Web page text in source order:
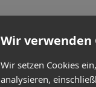
Wir verwenden
Wir setzen Cookies
analysieren,